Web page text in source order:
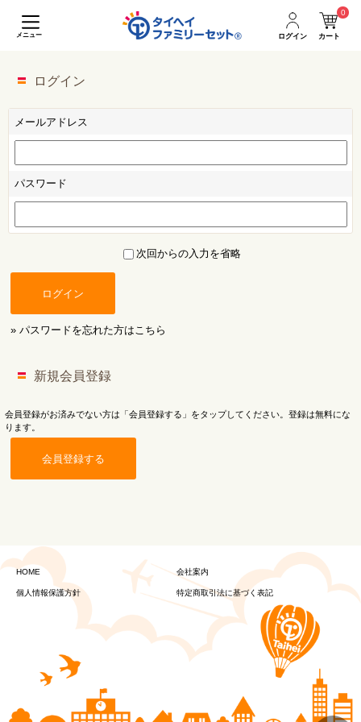
メニュー ログイン カート
0
ログイン
メールアドレス
パスワード
次回からの入力を省略
ログイン
» パスワードを忘れた方はこちら
新規会員登録
会員登録がお済みでない方は「会員登録する」をタップしてください。登録は無料にな
ります。
会員登録する
HOME 会社案内
個人情報保護方針 特定商取引法に基づく表記